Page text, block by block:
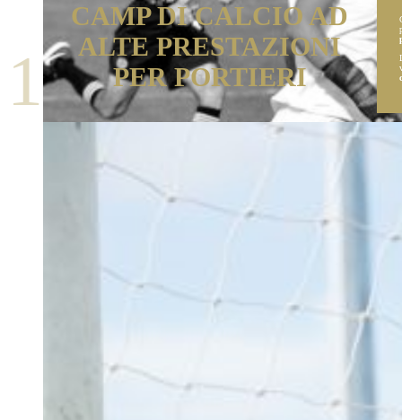
1
CAMP DI CALCIO AD
ALTE PRESTAZIONI
PER PORTIERI